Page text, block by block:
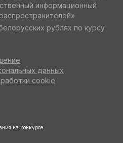
информационный
рублях по курсу
данных
cookie
на конкурсе